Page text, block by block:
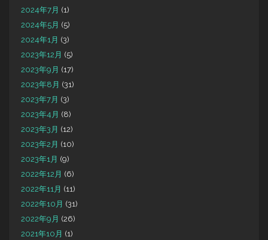
2024年7月 (1)
2024年5月 (5)
2024年1月 (3)
2023年12月 (5)
2023年9月 (17)
2023年8月 (31)
2023年7月 (3)
2023年4月 (8)
2023年3月 (12)
2023年2月 (10)
2023年1月 (9)
2022年12月 (6)
2022年11月 (11)
2022年10月 (31)
2022年9月 (26)
2021年10月 (1)